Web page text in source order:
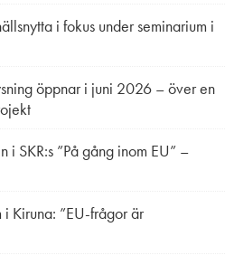
i fokus under seminarium i
öppnar i juni 2026 – över en
i SKR:s ”På gång inom EU” –
i Kiruna: ”EU-frågor är